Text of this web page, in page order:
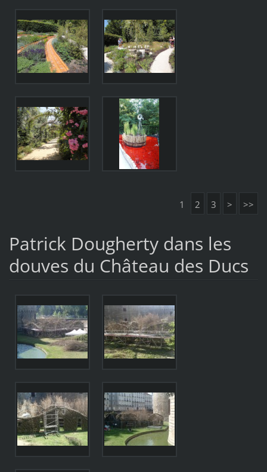
1 2 3 > >>
Patrick Dougherty dans les
douves du Château des Ducs